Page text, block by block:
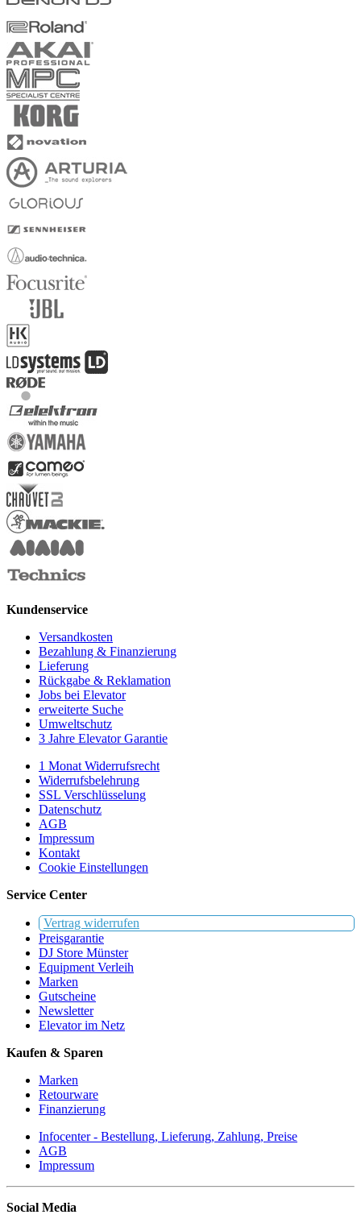
Kundenservice
Versandkosten
Bezahlung & Finanzierung
Lieferung
Rückgabe & Reklamation
Jobs bei Elevator
erweiterte Suche
Umweltschutz
3 Jahre Elevator Garantie
1 Monat Widerrufsrecht
Widerrufsbelehrung
SSL Verschlüsselung
Datenschutz
AGB
Impressum
Kontakt
Cookie Einstellungen
Service Center
Vertrag widerrufen
Preisgarantie
DJ Store Münster
Equipment Verleih
Marken
Gutscheine
Newsletter
Elevator im Netz
Kaufen & Sparen
Marken
Retourware
Finanzierung
Infocenter - Bestellung, Lieferung, Zahlung, Preise
AGB
Impressum
Social Media